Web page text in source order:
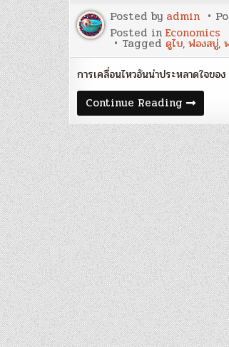
Posted by admin
Posted in Economics
Tagged ดูไบ, ฟองสบู่,
การเคลื่อนไหวอันน่าประหลาดใจขอ
Continue Reading ‘ดูไบ’
เหยื่อ
ฟอง
สบู่
อสัง
หาฯ
/
วิก
ฤต
ดู
ไบ
ถล่ม
ตลาด
ทุน
โลก
ยับ
/
ผ่า
ขุมทรัพย์
และ
เจ้า
หนี้
‘ดูไบ’